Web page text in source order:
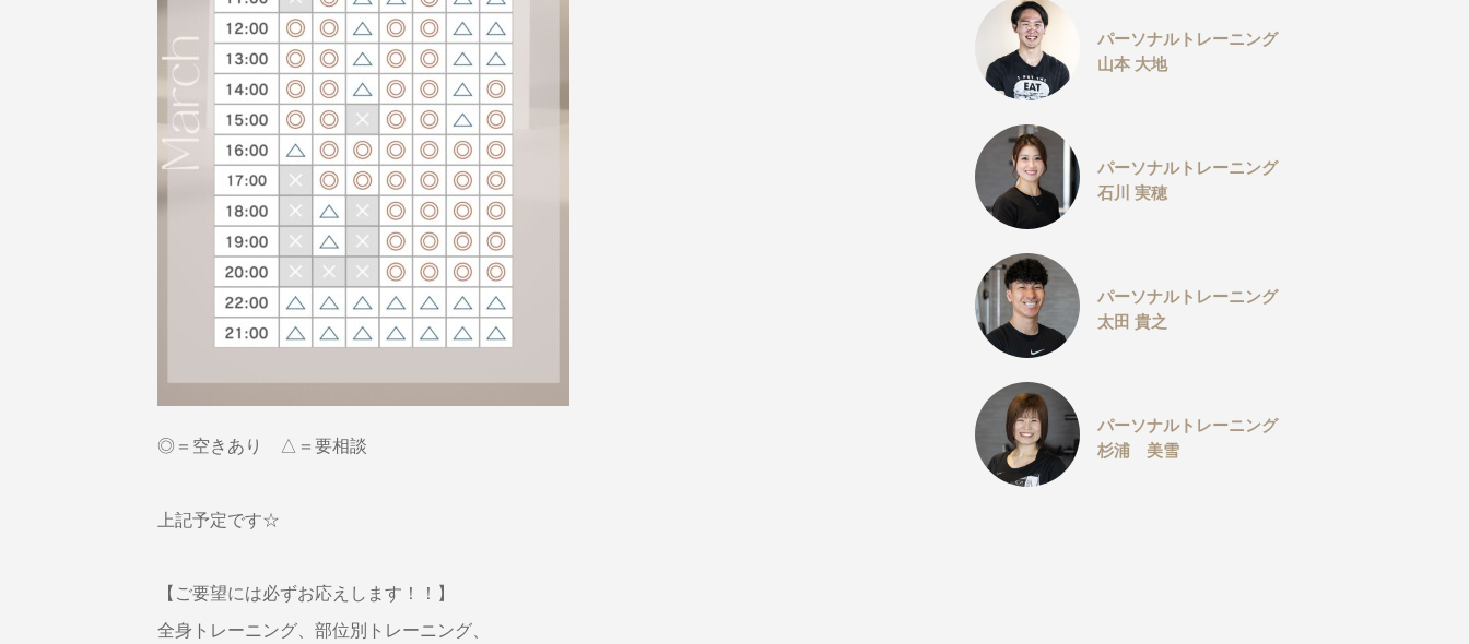
◎＝空きあり △＝要相談
上記予定です☆
【ご要望には必ずお応えします！！】
全身トレーニング、部位別トレーニング、
パーソナルトレーニング
山本 大地
パーソナルトレーニング
石川 実穂
パーソナルトレーニング
太田 貴之
パーソナルトレーニング
杉浦 美雪